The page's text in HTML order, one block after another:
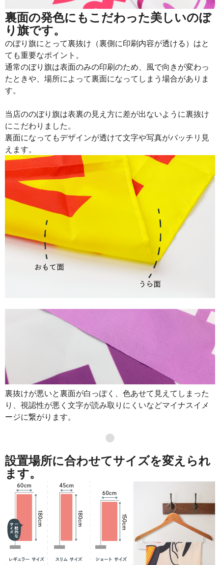
裏面の発色にもこだわった美しいのぼ
り旗です。
のぼり旗にとって裏抜け（裏側に印刷内容が透ける）はと
ても重要なポイント。
通常のぼり旗は表面のみの印刷のため、風で向きが変わっ
たときや、場所によって裏面になってしまう場合がありま
す。
当店ののぼり旗は表裏の見え方に差が出ないように裏抜け
にこだわりました。
裏面になってもデザインが透けて文字や写真がバッチリ見
えます。
裏抜けが悪いと裏面が白っぽく、色あせて見えてしまった
り、視認性が悪く文字が読み取りにくいなどマイナスイメ
ージに繋がります。
●
設置場所に合わせてサイズを変えられ
ます。